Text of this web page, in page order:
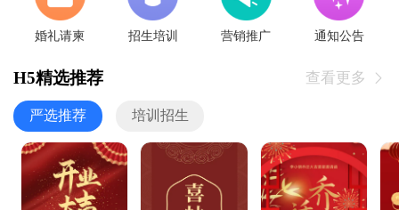
婚礼请柬 招生培训 营销推广 通知公告
H5精选推荐 查看更多 
严选推荐 培训招生